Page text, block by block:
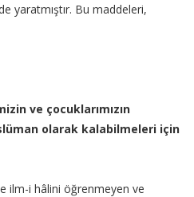
yaratmıştır. Bu maddeleri,
ve çocuklarımızın
olarak kalabilmeleri için
ilm-i hâlini öğrenmeyen ve